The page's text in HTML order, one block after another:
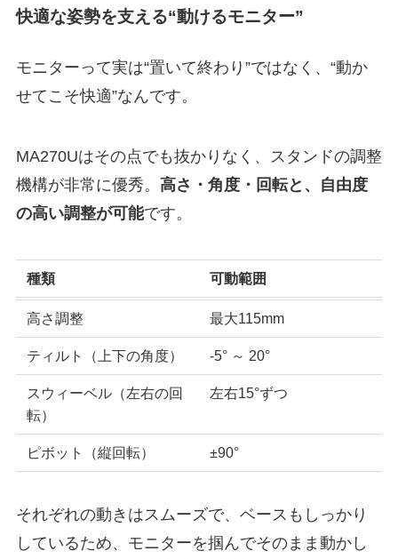
快適な姿勢を支える“動けるモニター”
モニターって実は“置いて終わり”ではなく、“動か
せてこそ快適”なんです。
MA270Uはその点でも抜かりなく、スタンドの調整
機構が非常に優秀。 高さ・角度・回転と、自由度
の高い調整が可能です。
種類 可動範囲
高さ調整 最大115mm
ティルト（上下の角度） -5° ～ 20°
スウィーベル（左右の回
転）
左右15°ずつ
ピボット（縦回転） ±90°
それぞれの動きはスムーズで、ベースもしっかり
しているため、モニターを掴んでそのまま動かし